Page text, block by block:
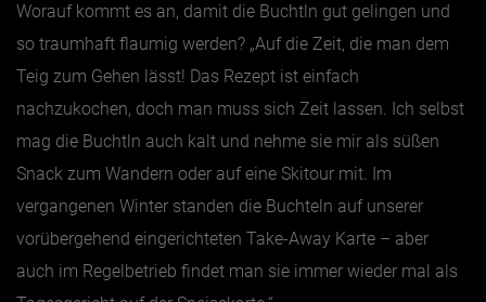
Worauf kommt es an, damit die Buchtln gut gelingen und
so traumhaft flaumig werden? „Auf die Zeit, die man dem
Teig zum Gehen lässt! Das Rezept ist einfach
nachzukochen, doch man muss sich Zeit lassen. Ich selbst
mag die Buchtln auch kalt und nehme sie mir als süßen
Snack zum Wandern oder auf eine Skitour mit. Im
vergangenen Winter standen die Buchteln auf unserer
vorübergehend eingerichteten Take-Away Karte – aber
auch im Regelbetrieb findet man sie immer wieder mal als